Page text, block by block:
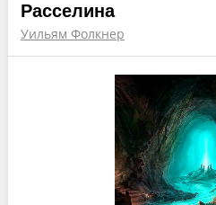
Расселина
Уильям Фолкнер